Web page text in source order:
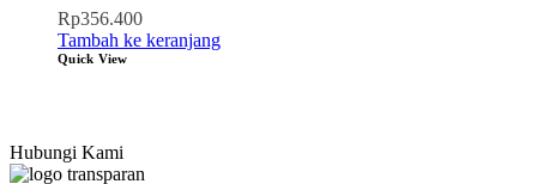
Rp356.400
Tambah ke keranjang
Quick View
Hubungi Kami